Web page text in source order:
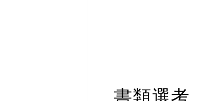
書類選考